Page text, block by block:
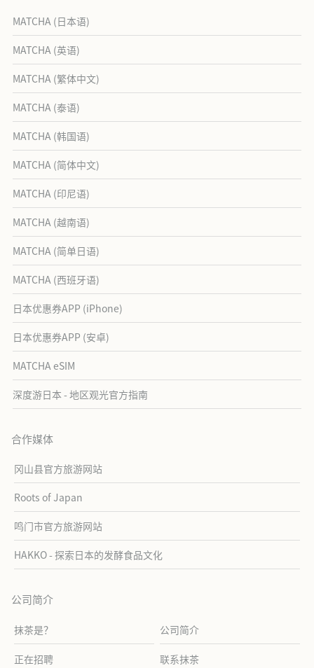
MATCHA (日本语)
MATCHA (英语)
MATCHA (繁体中文)
MATCHA (泰语)
MATCHA (韩国语)
MATCHA (简体中文)
MATCHA (印尼语)
MATCHA (越南语)
MATCHA (简单日语)
MATCHA (西班牙语)
日本优惠券APP (iPhone)
日本优惠券APP (安卓)
MATCHA eSIM
深度游日本 - 地区观光官方指南
合作媒体
冈山县官方旅游网站
Roots of Japan
鸣门市官方旅游网站
HAKKO - 探索日本的发酵食品文化
公司简介
抹茶是？ 公司简介
正在招聘 联系抹茶